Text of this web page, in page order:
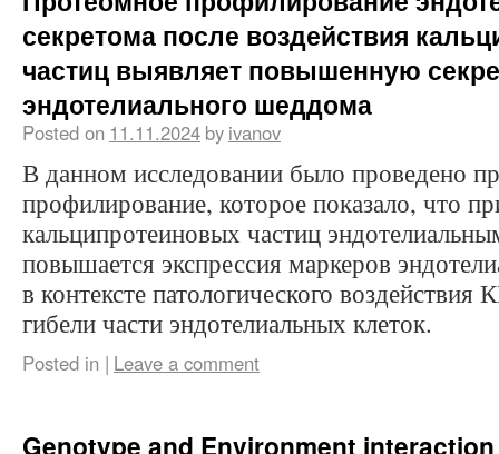
секретома после воздействия
частиц выявляет повышенную
эндотелиального шеддома
Posted on 11.11.2024 by ivanov
В данном исследовании было проведено
профилирование, которое показало, что
кальципротеиновых частиц
повышается экспрессия маркеров
в контексте патологического воздействия
гибели части эндотелиальных клеток.
Posted in | Leave a comment
Genotype and Environment